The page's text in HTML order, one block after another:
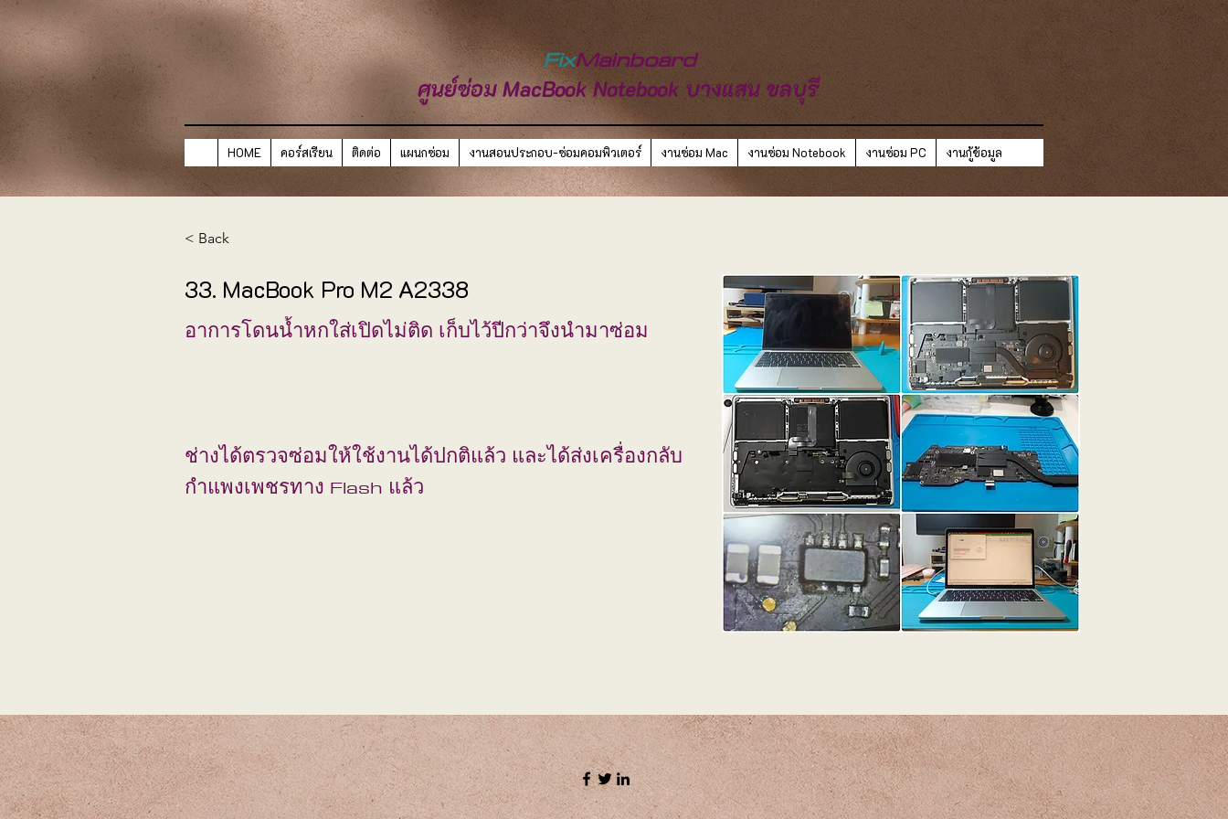
FixMainboard
ศูนย์ซ่อม MacBook Notebook บางแสน ชลบุรี
HOME คอร์สเรียน ติดต่อ แผนกซ่อม งานสอนประกอบ-ซ่อมคอมพิวเตอร์ งานซ่อม Mac งานซ่อม Notebook งานซ่อม PC งานกู้ข้อมูล
< Back
33. MacBook Pro M2 A2338
อาการโดนน้ำหกใส่เปิดไม่ติด เก็บไว้ปีกว่าจึงนำมาซ่อม
ช่างได้ตรวจซ่อมให้ใช้งานได้ปกติแล้ว และได้ส่งเครื่องกลับ
กำแพงเพชรทาง Flash แล้ว